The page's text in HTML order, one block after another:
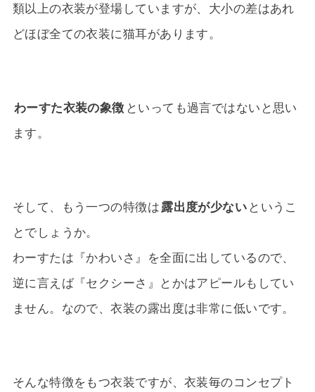
類以上の衣装が登場していますが、大小の差はあれ
どほぼ全ての衣装に猫耳があります。
わーすた衣装の象徴 といっても過言ではないと思い
ます。
そして、もう一つの特徴は 露出度が少ない というこ
とでしょうか。
わーすたは『かわいさ』を全面に出しているので、
逆に言えば『セクシーさ』とかはアピールもしてい
ません。なので、衣装の露出度は非常に低いです。
そんな特徴をもつ衣装ですが、衣装毎のコンセプト